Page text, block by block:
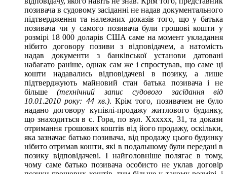
позивача в судовому засіданні не надав документального
підтвердження та належних доказів того, що у батька
позивача чи у самого позивача були грошові кошти у
розмірі 18 000 доларів США саме на момент укладання
нібито договору позиви з відповідачем, а натомість
надав документи з банківської установи датовані
набагато раніше, однак сам же і спростував, що саме ці
кошти надавались відповідачеві в позику, а лише
підтверджують майновий стан батька позивача і не
більше(технічний запис судового засідання від
10.01.2010 року: 44 хв.). Крім того, позивачем не було
надано договору купівлі-продажу житлового будинку,
що знаходиться в с. Гора, по вул. Xxxxxx, 31, та докази
отримання грошових коштів від його продажу, оскільки,
яка зазначає батько позивача, від продажу цього будинку
нібито отримав кошти, які в подальшому були передані в
позику відповідачеві. І найголовніше полягає в тому,
чому саме батько позивача особисто не уклав договір